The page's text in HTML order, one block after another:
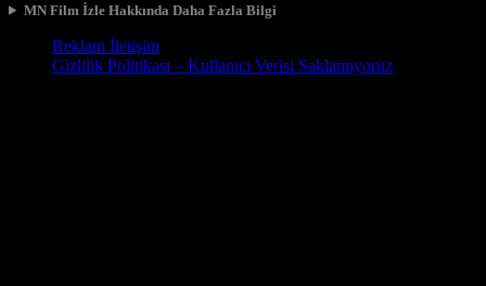
MN Film İzle Hakkında Daha Fazla Bilgi
Reklam İletişim
Gizlilik Politikası – Kullanıcı Verisi Saklamıyoruz